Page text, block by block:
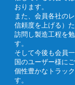
おります。
また、会員各社の
信頼度を上げる）
訪問し製造工程を
す。
そして今後も会員
国のユーザー様に
個性豊かなトラッ
す。